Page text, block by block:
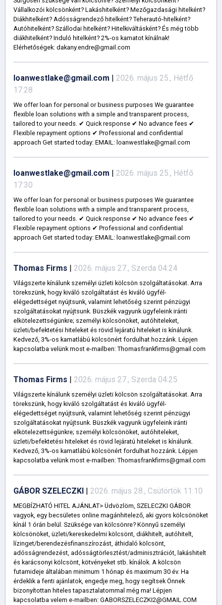
Vállalkozói kölcsönként? Lakáshitelként? Mezőgazdasági hitelként?
Diákhitelként? Adósságrendező hitelként? Teherautó-hitelként?
Autóhitelként? Szállodai hitelként? Hitelkiváltásként? És még több
diákhitelként? Induló hitelként? 2%-os kamatot kínálnak!
Elérhetőségek: dakany.endre@gmail.com
loanwestlake@gmail.com | 2026. május 25., Hétfő
17:28
We offer loan for personal or business purposes We guarantee
flexible loan solutions with a simple and transparent process,
tailored to your needs. ✔ Quick response ✔ No advance fees ✔
Flexible repayment options ✔ Professional and confidential
approach Get started today: EMAIL: loanwestlake@gmail.com
loanwestlake@gmail.com | 2026. május 25., Hétfő
17:30
We offer loan for personal or business purposes We guarantee
flexible loan solutions with a simple and transparent process,
tailored to your needs. ✔ Quick response ✔ No advance fees ✔
Flexible repayment options ✔ Professional and confidential
approach Get started today: EMAIL: loanwestlake@gmail.com
Thomas Firms | 2026. május 27., Szerda 04:24
Világszerte kínálunk személyi üzleti kölcsön szolgáltatásokat. Arra
törekszünk, hogy kiváló szolgáltatást és kiváló ügyfél-
elégedettséget nyújtsunk, valamint lehetőség szerint pénzügyi
szolgáltatásokat nyújtsunk. Büszkék vagyunk ügyfeleink iránti
elkötelezettségünkre; személyi kölcsönöket, autóhiteleket,
üzleti/befektetési hiteleket és rövid lejáratú hiteleket is kínálunk.
Kedvező, 3%-os kamatlábú kölcsönért fordulhat hozzánk. Lépjen
kapcsolatba velünk most e-mailben: Thomasfrankfirms@gmail.com
Thomas Firms | 2026. május 27., Szerda 04:25
Világszerte kínálunk személyi üzleti kölcsön szolgáltatásokat. Arra
törekszünk, hogy kiváló szolgáltatást és kiváló ügyfél-
elégedettséget nyújtsunk, valamint lehetőség szerint pénzügyi
szolgáltatásokat nyújtsunk. Büszkék vagyunk ügyfeleink iránti
elkötelezettségünkre; személyi kölcsönöket, autóhiteleket,
üzleti/befektetési hiteleket és rövid lejáratú hiteleket is kínálunk.
Kedvező, 3%-os kamatlábú kölcsönért fordulhat hozzánk. Lépjen
kapcsolatba velünk most e-mailben: Thomasfrankfirms@gmail.com
GÁBOR SZELECZKI | 2026. május 28., Csütörtök 11:10
MEGBÍZHATÓ HITEL AJÁNLAT> Üdvözlöm, SZELECZKI GÁBOR
vagyok, egy becsületes online magánhitelező, aki gyors kölcsönöket
kínál 1 órán belül. Szüksége van kölcsönre? Könnyű személyi
kölcsönöket, üzleti/kereskedelmi kölcsönt, diákhitelt, autóhitelt,
lízinget/berendezésfinanszírozást, áthidaló kölcsönt,
adósságrendezést, adósságtörlesztést/adminisztrációt, lakáshitelt
és karácsonyi kölcsönt, kötvényeket stb. kínálok. A kölcsön
futamideje általában minimum 1 hónap és maximum 30 év. Ha
érdeklik a fenti ajánlatok, engedje meg, hogy segítsek Önnek
bizonyítottan hiteles tapasztalatommal még ma! Lépjen
kapcsolatba velem e-mailben: GABORSZELECZKI2@GMAIL.COM